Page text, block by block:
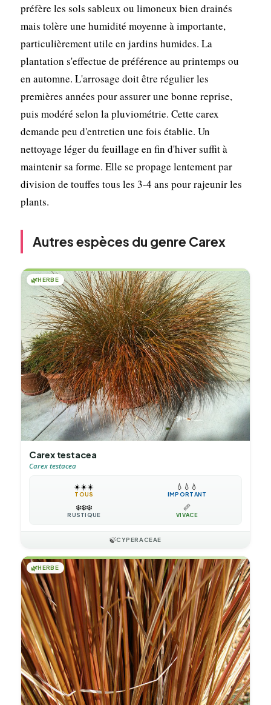
préfère les sols sableux ou limoneux bien drainés
mais tolère une humidité moyenne à importante,
particulièrement utile en jardins humides. La
plantation s'effectue de préférence au printemps ou
en automne. L'arrosage doit être régulier les
premières années pour assurer une bonne reprise,
puis modéré selon la pluviométrie. Cette carex
demande peu d'entretien une fois établie. Un
nettoyage léger du feuillage en fin d'hiver suffit à
maintenir sa forme. Elle se propage lentement par
division de touffes tous les 3-4 ans pour rajeunir les
plants.
Autres espèces du genre Carex
🌿HERBE
Carex testacea
Carex testacea
☀️☀️☀️
TOUS
💧 💧 💧
IMPORTANT
❄️❄️❄️
RUSTIQUE
📏
VIVACE
🍃CYPERACEAE
🌿HERBE